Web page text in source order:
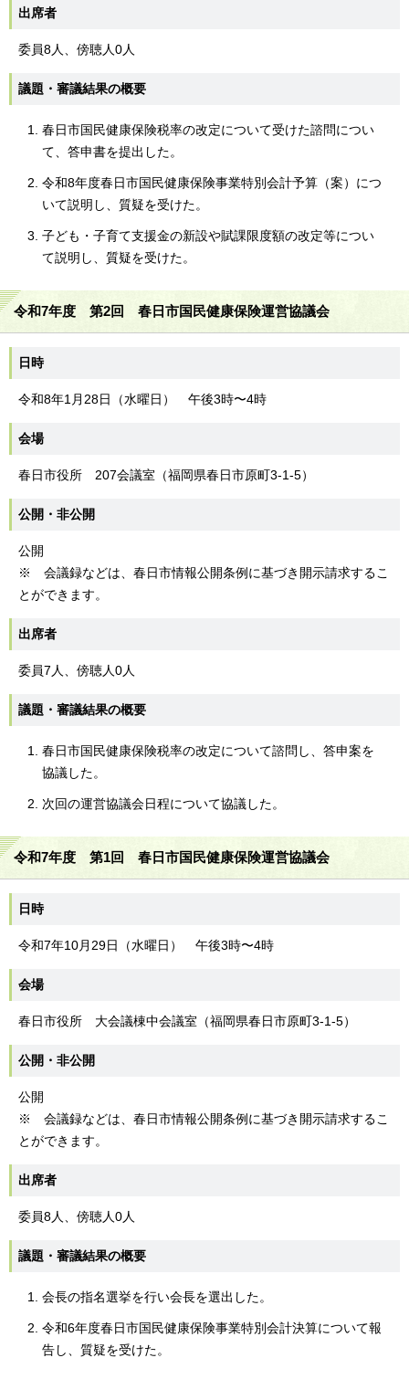
出席者
委員8人、傍聴人0人
議題・審議結果の概要
春日市国民健康保険税率の改定について受けた諮問につい
て、答申書を提出した。
令和8年度春日市国民健康保険事業特別会計予算（案）につ
いて説明し、質疑を受けた。
子ども・子育て支援金の新設や賦課限度額の改定等につい
て説明し、質疑を受けた。
令和7年度 第2回 春日市国民健康保険運営協議会
日時
令和8年1月28日（水曜日） 午後3時〜4時
会場
春日市役所 207会議室（福岡県春日市原町3-1-5）
公開・非公開
公開
※ 会議録などは、春日市情報公開条例に基づき開示請求するこ
とができます。
出席者
委員7人、傍聴人0人
議題・審議結果の概要
春日市国民健康保険税率の改定について諮問し、答申案を
協議した。
次回の運営協議会日程について協議した。
令和7年度 第1回 春日市国民健康保険運営協議会
日時
令和7年10月29日（水曜日） 午後3時〜4時
会場
春日市役所 大会議棟中会議室（福岡県春日市原町3-1-5）
公開・非公開
公開
※ 会議録などは、春日市情報公開条例に基づき開示請求するこ
とができます。
出席者
委員8人、傍聴人0人
議題・審議結果の概要
会長の指名選挙を行い会長を選出した。
令和6年度春日市国民健康保険事業特別会計決算について報
告し、質疑を受けた。